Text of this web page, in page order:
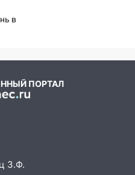
атлетики из
на
в жену брата: в
дело на
сбили
в Ульяновске
в
ПОРТАЛ
З.Ф.